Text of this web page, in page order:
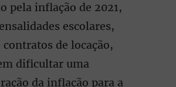
pela inflação de 2021,
escolares,
de locação,
dificultar uma
da inflação para a